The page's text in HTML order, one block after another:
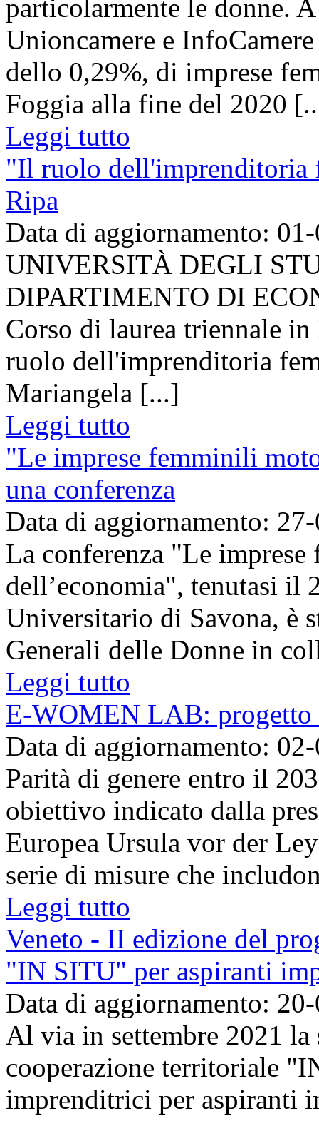
particolarmente le donne.
Unioncamere e
dello 0,29%, di imprese
Foggia alla fine del 2020
Leggi tutto
"Il ruolo dell'imprenditoria
Ripa
Data di aggiornamento:
UNIVERSITÀ DEGLI
DIPARTIMENTO DI
Corso di laurea triennale
ruolo dell'imprenditoria
Mariangela [...]
Leggi tutto
"Le imprese femminili
una conferenza
Data di aggiornamento:
La conferenza "Le
dell’economia", tenutasi il
Universitario di Savona, è
Generali delle Donne in
Leggi tutto
E-WOMEN LAB: progetto
Data di aggiornamento:
Parità di genere entro il
obiettivo indicato dalla
Europea Ursula vor der
serie di misure che
Leggi tutto
Veneto - II edizione del
"IN SITU" per aspiranti
Data di aggiornamento:
Al via in settembre 2021
cooperazione territoriale
imprenditrici per aspiranti